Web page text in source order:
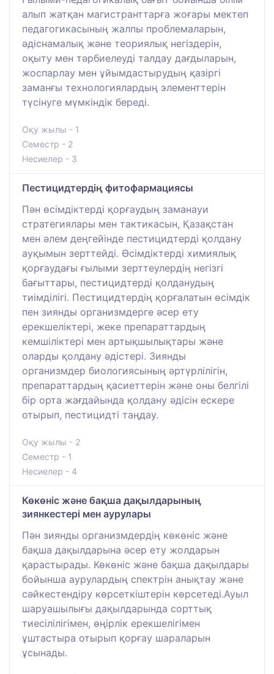
алып жатқан магистранттарға жоғары мектеп
педагогикасының жалпы проблемаларын,
әдіснамалық және теориялық негіздерін,
оқыту мен тәрбиелеуді талдау дағдыларын,
жоспарлау мен ұйымдастырудың қазіргі
заманғы технологиялардың элементтерін
түсінуге мүмкіндік береді.
Оқу жылы - 1
Семестр - 2
Несиелер - 3
Пестицидтердің фитофармациясы
Пән өсімдіктерді қорғаудың заманауи
стратегиялары мен тактикасын, Қазақстан
мен әлем деңгейінде пестицидтерді қолдану
ауқымын зерттейді. Өсімдіктерді химиялық
қорғаудағы ғылыми зерттеулердің негізгі
бағыттары, пестицидтерді қолданудың
тиімділігі. Пестицидтердің қорғалатын өсімдік
пен зиянды организмдерге әсер ету
ерекшеліктері, жеке препараттардың
кемшіліктері мен артықшылықтары және
оларды қолдану әдістері. Зиянды
организмдер биологиясының әртүрлілігін,
препараттардың қасиеттерін және оны белгілі
бір орта жағдайында қолдану әдісін ескере
отырып, пестицидті таңдау.
Оқу жылы - 2
Семестр - 1
Несиелер - 4
Көкөніс және бақша дақылдарының
зиянкестері мен аурулары
Пән зиянды организмдердің көкөніс және
бақша дақылдарына әсер ету жолдарын
қарастырады. Көкөніс және бақша дақылдары
бойынша аурулардың спектрін анықтау және
сәйкестендіру көрсеткіштерін көрсетеді.Ауыл
шаруашылығы дақылдарында сорттық
тиесілілігімен, өңірлік ерекшелігімен
ұштастыра отырып қорғау шараларын
ұсынады.